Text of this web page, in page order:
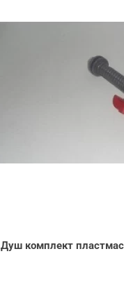
Душ комплект